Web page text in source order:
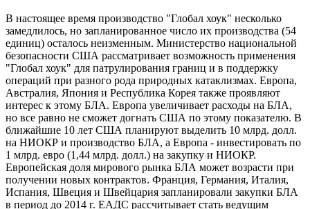
В настоящее время производство "Глобал хоук" несколько
замедлилось, но запланированное число их производства (54
единиц) осталось неизменным. Министерство национальной
безопасности США рассматривает возможность применения
"Глобал хоук" для патрулирования границ и в поддержку
операций при разного рода природных катаклизмах. Европа,
Австралия, Япония и Республика Корея также проявляют
интерес к этому БЛА. Европа увеличивает расходы на БЛА,
но все равно не сможет догнать США по этому показателю. В
ближайшие 10 лет США планируют выделить 10 млрд. долл.
на НИОКР и производство БЛА, а Европа - инвестировать по
1 млрд. евро (1,44 млрд. долл.) на закупку и НИОКР.
Европейская доля мирового рынка БЛА может возрасти при
получении новых контрактов. Франция, Германия, Италия,
Испания, Швеция и Швейцария запланировали закупки БЛА
в период до 2014 г. ЕАДС рассчитывает стать ведущим